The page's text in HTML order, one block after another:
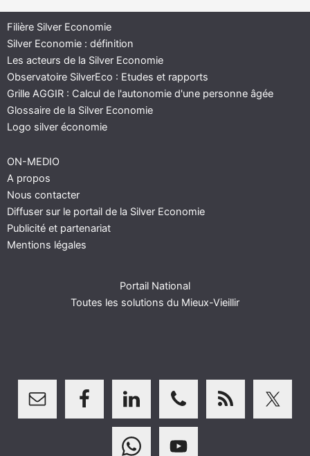
Filière Silver Economie
Silver Economie : définition
Les acteurs de la Silver Economie
Observatoire SilverEco : Etudes et rapports
Grille AGGIR : Calcul de l'autonomie d'une personne âgée
Glossaire de la Silver Economie
Logo silver économie
ON-MEDIO
A propos
Nous contacter
Diffuser sur le portail de la Silver Economie
Publicité et partenariat
Mentions légales
Portail National
Toutes les solutions du Mieux-Vieillir